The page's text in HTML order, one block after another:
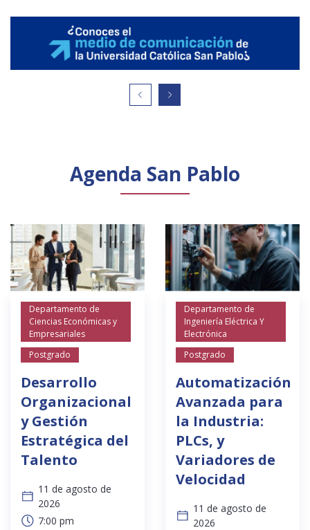
Agenda San Pablo
Departamento de
Ciencias Económicas y
Empresariales
Postgrado
Desarrollo
Organizacional
y Gestión
Estratégica del
Talento
11 de agosto de
2026
7:00 pm
Departamento de
Ingeniería Eléctrica Y
Electrónica
Postgrado
Automatización
Avanzada para
la Industria:
PLCs, y
Variadores de
Velocidad
11 de agosto de
2026